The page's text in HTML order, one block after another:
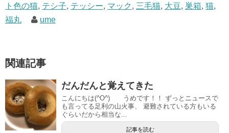
ト色の猫, テシ子, テッシー, マック , 三毛猫, 大豆, 巣箱, 猫,
福丸
ume
関連記事
だんだんと覚えてきた
こんにちは(^O^) うめです！！ ずっとニュースで
も言ってる足利の山火事、 避難されている方もいる
ぐらいだから相当な...
記事を読む